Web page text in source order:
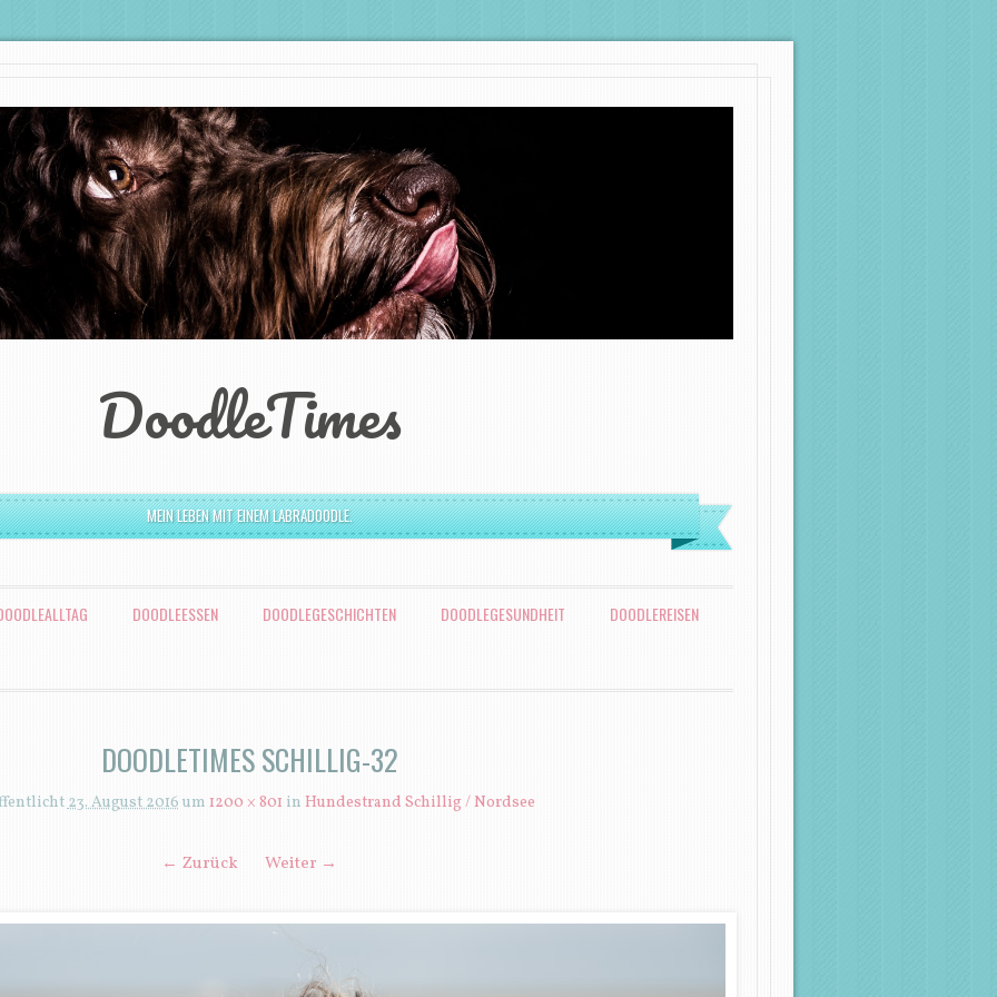
DoodleTimes
MEIN LEBEN MIT EINEM LABRADOODLE.
DOODLEESSEN DOODLEGESCHICHTEN DOODLEGESUNDHEIT DOODLEREISEN
DOODLETIMES SCHILLIG-32
23. August 2016 um 1200 × 801 in Hundestrand Schillig / Nordsee
← Zurück Weiter →